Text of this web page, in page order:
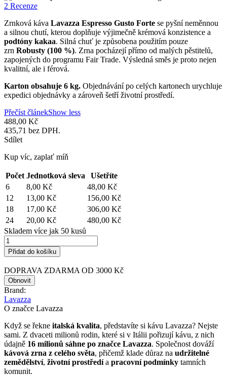
2 Recenze
Zrnková káva Lavazza Espresso Gusto Forte se pyšní neměnnou
a silnou chutí, kterou doplňuje výjimečně krémová konzistence a
podtóny kakaa. Silná chuť je způsobena použitím pouze
zrn Robusty (100 %). Zrna pocházejí přímo od malých pěstitelů,
zapojených do programu Fair Trade. Výsledná směs je proto nejen
kvalitní, ale i férová.
Karton obsahuje 6 kg. Objednávání po celých kartonech urychluje
expedici objednávky a zároveň šetří životní prostředí.
Přečíst článekShow less
488,00 Kč
435,71 bez DPH.
Sdílet
Kup víc, zaplať míň
Počet Jednotková sleva
Ušetříte
6
8,00 Kč
48,00 Kč
12
13,00 Kč
156,00 Kč
18
17,00 Kč
306,00 Kč
24
20,00 Kč
480,00 Kč
Skladem více jak 50 kusů
Přidat do košíku
DOPRAVA ZDARMA OD 3000 Kč
Brand:
Lavazza
O značce Lavazza
Když se řekne italská kvalita, představíte si kávu Lavazza? Nejste
sami. Z dvaceti milionů rodin, které si v Itálii pořizují kávu, z nich
údajně 16 milionů sáhne po značce Lavazza. Společnost dováží
kávová zrna z celého světa, přičemž klade důraz na udržitelné
zemědělství, životní prostředía pracovní podmínky tamních
komunit.